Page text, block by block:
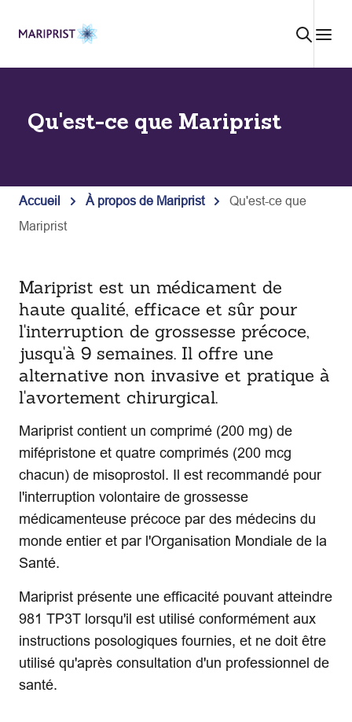
Qu'est-ce que Mariprist
Accueil À propos de Mariprist
Qu'est-ce que
Mariprist
Mariprist est un médicament de
haute qualité, efficace et sûr pour
l'interruption de grossesse précoce,
jusqu'à 9 semaines. Il offre une
alternative non invasive et pratique à
l'avortement chirurgical.
Mariprist contient un comprimé (200 mg) de
mifépristone et quatre comprimés (200 mcg
chacun) de misoprostol. Il est recommandé pour
l'interruption volontaire de grossesse
médicamenteuse précoce par des médecins du
monde entier et par l'Organisation Mondiale de la
Santé.
Mariprist présente une efficacité pouvant atteindre
981 TP3T lorsqu'il est utilisé conformément aux
instructions posologiques fournies, et ne doit être
utilisé qu'après consultation d'un professionnel de
santé.